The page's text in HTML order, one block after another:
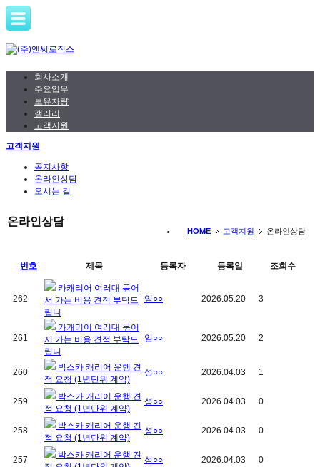
회사소개
주요업무
보유차량
갤러리
고객지원
고객지원
공지사항
온라인상담
오시는 길
온라인상담
HOME 고객지원 온라인상담
번호 제목 등록자 등록일 조회수
262
카캐리어 여러대 묶어
서 가는 비용 견적 부탁드
립니
임○○ 2026.05.20 3
261
카캐리어 여러대 묶어
서 가는 비용 견적 부탁드
립니
임○○ 2026.05.20 2
260
박스카 캐리어 운행 견
적 요청 (1년단위 계약)
성○○ 2026.04.03 1
259
박스카 캐리어 운행 견
적 요청 (1년단위 계약)
성○○ 2026.04.03 0
258
박스카 캐리어 운행 견
적 요청 (1년단위 계약)
성○○ 2026.04.03 0
257
박스카 캐리어 운행 견 성○○ 2026.04.03 0